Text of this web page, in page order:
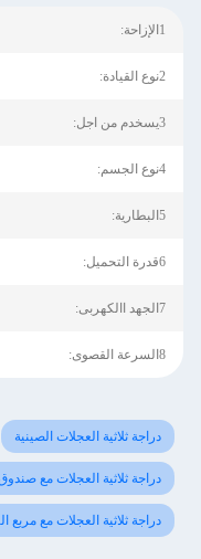
1الإزاحة:
2نوع القيادة:
3يسخدم من اجل:
4نوع الجسم:
5البطارية:
6قدرة التحميل:
7الجهد االكهربى:
8السرعة القصوى:
دراجة ثلاثية العجلات الصينية
دراجة ثلاثية العجلات مع
دراجة ثلاثية العجلات مع مربع